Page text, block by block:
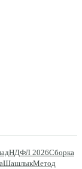
НДФЛ 2026Сборка
ШашлыкМетод